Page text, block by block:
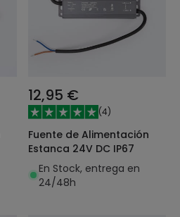
12,95 €
(4)
Fuente de Alimentación
Estanca 24V DC IP67
En Stock, entrega en
24/48h